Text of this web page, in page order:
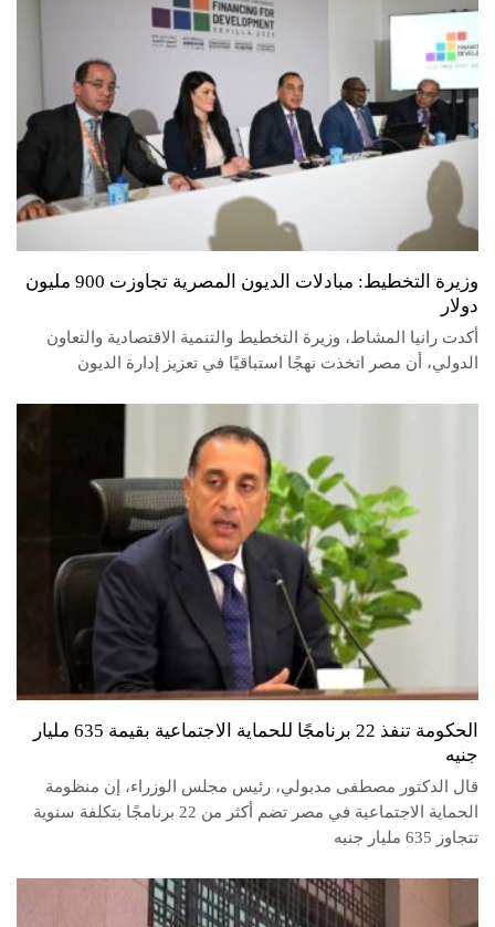
وزيرة التخطيط: مبادلات الديون المصرية تجاوزت 900 مليون
دولار
أكدت رانيا المشاط، وزيرة التخطيط والتنمية الاقتصادية والتعاون
الدولي، أن مصر اتخذت نهجًا استباقيًا في تعزيز إدارة الديون
الحكومة تنفذ 22 برنامجًا للحماية الاجتماعية بقيمة 635 مليار
جنيه
قال الدكتور مصطفى مدبولي، رئيس مجلس الوزراء، إن منظومة
الحماية الاجتماعية في مصر تضم أكثر من 22 برنامجًا بتكلفة سنوية
تتجاوز 635 مليار جنيه